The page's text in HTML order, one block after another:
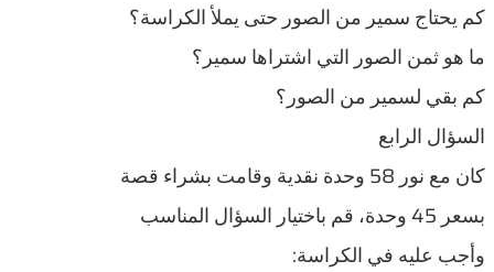
كم يحتاج سمير من الصور حتى يملأ الكراسة؟
ما هو ثمن الصور التي اشتراها سمير؟
كم بقي لسمير من الصور؟
السؤال الرابع
كان مع نور 58 وحدة نقدية وقامت بشراء قصة
بسعر 45 وحدة، قم باختيار السؤال المناسب
وأجب عليه في الكراسة: